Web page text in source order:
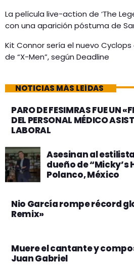
La película live-action de ‘The
con una aparición póstuma de
Kit Connor sería el nuevo
de “X-Men”, según Deadline
NOTICIAS MÁS LEÍDAS
PARO DE FESIMRAS FUE UN
DEL PERSONAL MÉDICO
LABORAL
Asesinan al
dueño de “Micky’s
Polanco, México
Nio García rompe récord
Remix»
Muere el cantante y
Juan Gabriel